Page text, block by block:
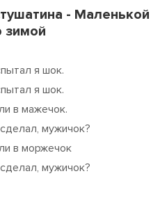
- Маленькой
зимой
я шок.
я шок.
в мажечок.
мужичок?
в моржечок
мужичок?